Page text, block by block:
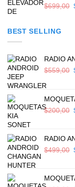
$699,00
BEST SELLING
RADIO
$559,00
$200,00
RADIO
$499,00